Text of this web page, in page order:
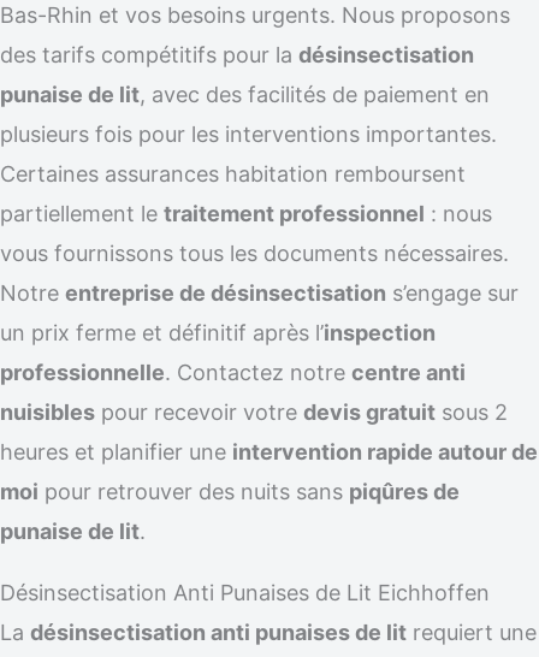
Bas-Rhin et vos besoins urgents. Nous proposons
des tarifs compétitifs pour la désinsectisation
punaise de lit, avec des facilités de paiement en
plusieurs fois pour les interventions importantes.
Certaines assurances habitation remboursent
partiellement le traitement professionnel : nous
vous fournissons tous les documents nécessaires.
Notre entreprise de désinsectisation s’engage sur
un prix ferme et définitif après l’inspection
professionnelle. Contactez notre centre anti
nuisibles pour recevoir votre devis gratuit sous 2
heures et planifier une intervention rapide autour de
moi pour retrouver des nuits sans piqûres de
punaise de lit.
Désinsectisation Anti Punaises de Lit Eichhoffen
La désinsectisation anti punaises de lit requiert une